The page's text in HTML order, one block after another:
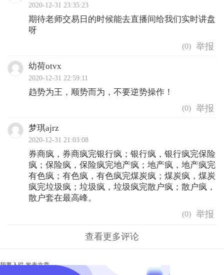
2020-12-31 23:35:23
期待老师交易日的时候能去直播间给我们实时讲盘
呀
(0)
幼荷otvx
2020-12-31 22:59:11
趋势为王，顺势而为，不要逆势操作！
(0)
梦琪ajrz
2020-12-31 21:03:08
券商疯，券商疯完银行疯；银行疯，银行疯完保险
疯；保险疯，保险疯完地产疯；地产疯，地产疯完
有色疯；有色疯，有色疯完煤炭疯；煤炭疯，煤炭
疯完垃圾疯；垃圾疯，垃圾疯完散户疯；散户疯，
散户套在最高峰。
(0)
查看更多评论
我要入驻 发表文章